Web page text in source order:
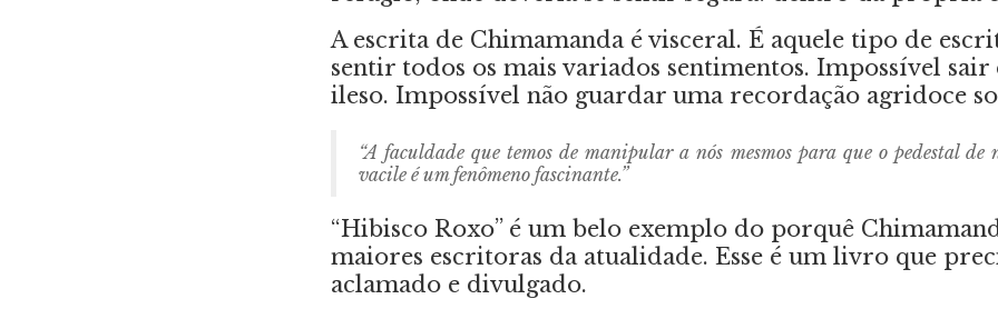
A escrita de Chimamanda é visceral. É aquele tipo de
sentir todos os mais variados sentimentos. Impossível sair
ileso. Impossível não guardar uma recordação agridoce
“A faculdade que temos de manipular a nós mesmos para que o pedestal de
vacile é um fenômeno fascinante.”
“Hibisco Roxo” é um belo exemplo do porquê
maiores escritoras da atualidade. Esse é um livro que
aclamado e divulgado.